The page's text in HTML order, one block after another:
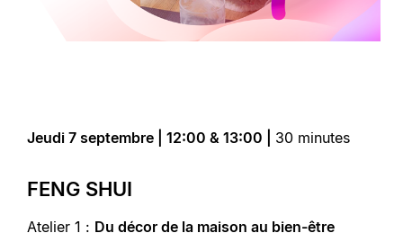
Jeudi 7 septembre | 12:00 & 13:00 | 30 minutes
FENG SHUI
Atelier 1 : Du décor de la maison au bien-être